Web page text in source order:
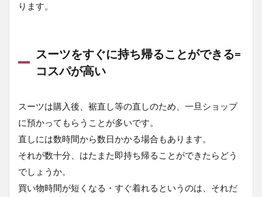
が高い
「限定
性の高
小ロッ
1.4.4
が高い
「自分
シルエ
ります。
スーツをすぐに持ち帰ることができる=
コスパが高い
スーツは購入後、裾直し等の直しのため、一旦ショップ
に預かってもらうことが多いです。
直しには数時間から数日かかる場合もあります。
それが数十分、はたまた即持ち帰ることができたらどう
でしょうか。
買い物時間が短くなる・すぐ着れるというのは、それだ